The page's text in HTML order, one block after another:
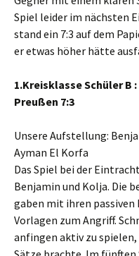
Spiel leider im nächsten
stand ein 7:3 auf dem
er etwas höher hätte
1.Kreisklasse Schüler B
Preußen 7:3
Unsere Aufstellung:
Ayman El Korfa
Das Spiel bei der
Benjamin und Kolja. Die
gaben mit ihren passiven
Vorlagen zum Angriff.
anfingen aktiv zu